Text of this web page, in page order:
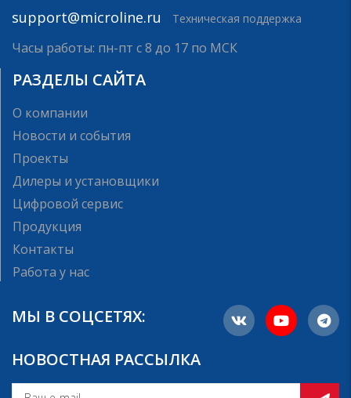
support@microline.ru Техническая поддержка
Часы работы: пн-пт с 8 до 17 по МСК
РАЗДЕЛЫ САЙТА
О компании
Новости и события
Проекты
Дилеры и установщики
Цифровой сервис
Продукция
Контакты
Работа у нас
МЫ В СОЦСЕТЯХ:
НОВОСТНАЯ РАССЫЛКА